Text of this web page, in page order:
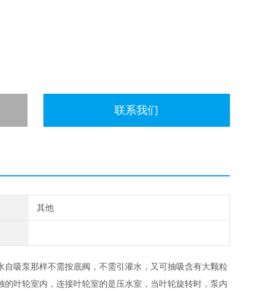
联系我们
其他
吸泵那样不需按底阀，不需引灌水，又可抽吸含有大颗粒
叶轮室内，连接叶轮室的是压水室，当叶轮旋转时，泵内